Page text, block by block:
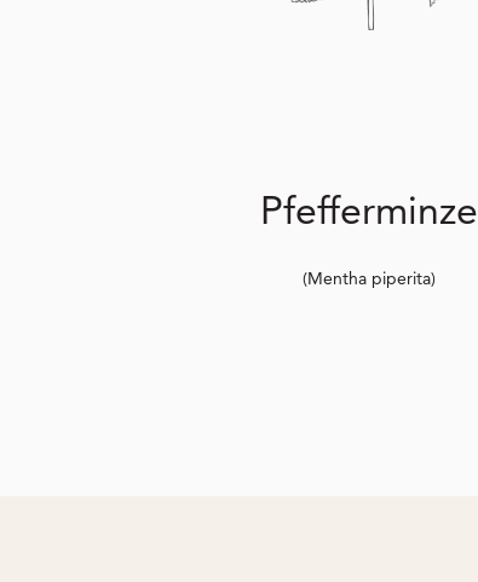
Pfefferminze
(Mentha piperita)